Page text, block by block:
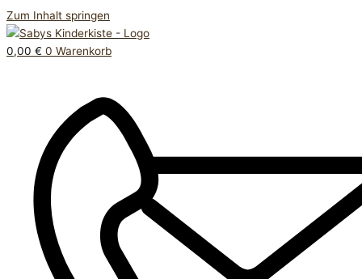
Zum Inhalt springen
0,00 € 0 Warenkorb